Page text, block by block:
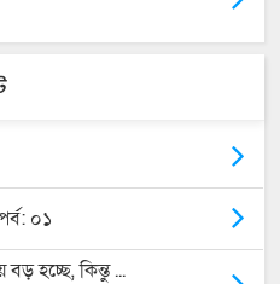
০১
হচ্ছে, কিন্তু ...